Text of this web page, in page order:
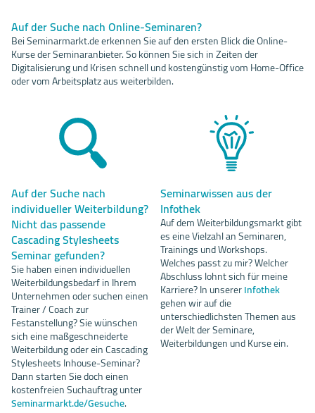
Auf der Suche nach Online-Seminaren?
Bei Seminarmarkt.de erkennen Sie auf den ersten Blick die Online-
Kurse der Seminaranbieter. So können Sie sich in Zeiten der
Digitalisierung und Krisen schnell und kostengünstig vom Home-Office
oder vom Arbeitsplatz aus weiterbilden.
Auf der Suche nach
individueller Weiterbildung?
Nicht das passende
Cascading Stylesheets
Seminar gefunden?
Sie haben einen individuellen
Weiterbildungsbedarf in Ihrem
Unternehmen oder suchen einen
Trainer / Coach zur
Festanstellung? Sie wünschen
sich eine maßgeschneiderte
Weiterbildung oder ein Cascading
Stylesheets Inhouse-Seminar?
Dann starten Sie doch einen
kostenfreien Suchauftrag unter
Seminarmarkt.de/Gesuche.
Seminarwissen aus der
Infothek
Auf dem Weiterbildungsmarkt gibt
es eine Vielzahl an Seminaren,
Trainings und Workshops.
Welches passt zu mir? Welcher
Abschluss lohnt sich für meine
Karriere? In unsererInfothek
gehen wir auf die
unterschiedlichsten Themen aus
der Welt der Seminare,
Weiterbildungen und Kurse ein.